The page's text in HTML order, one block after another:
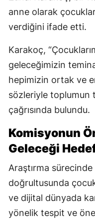
anne olarak
verdiğini ifade etti.
Karakoç,
geleceğimizin
hepimizin ortak ve
sözleriyle toplumun
çağrısında bulundu.
Komisyonun
Geleceği
Araştırma
doğrultusunda
ve dijital dünyada
yönelik tespit ve